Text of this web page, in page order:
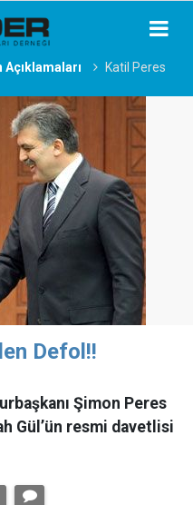
Açıklamaları
Katil Peres
Defol!!
Şimon Peres
Gül’ün resmi davetlisi